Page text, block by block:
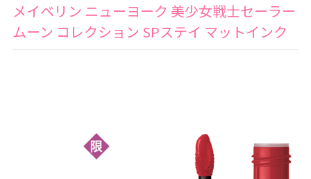
メイベリン ニューヨーク 美少女戦士セーラー
ムーン コレクション SPステイ マットインク